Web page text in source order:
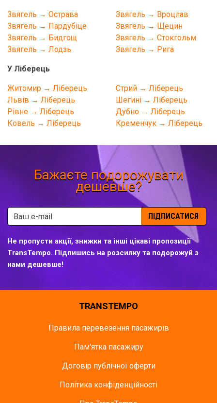
Звягель → Острава
Звягель → Пардубіце
Звягель → Бидгощ
Звягель → Лодзь
Звягель → Вроцлав
Звягель → Щецин
Звягель → Стокгольм
Звягель → Рига
У Ліберець
Житомир → Ліберець
Львів → Ліберець
Рівне → Ліберець
Ковель → Ліберець
Стрий → Ліберець
Шегині → Ліберець
Дубно → Ліберець
Кременчук → Ліберець
Бажаєте подорожувати
дешевше?
ПІДПИСАТИСЯ
Не пропусти акції, знижки та інші цікаві пропозиції
TransTempo. Підпишись на розсилку та подорожуй з
нами дешевше!
TRANSTEMPO
Правила перевезення пасажирів
Пам'ятка пасажиру
Договір публічної оферти
Політика конфіденційності